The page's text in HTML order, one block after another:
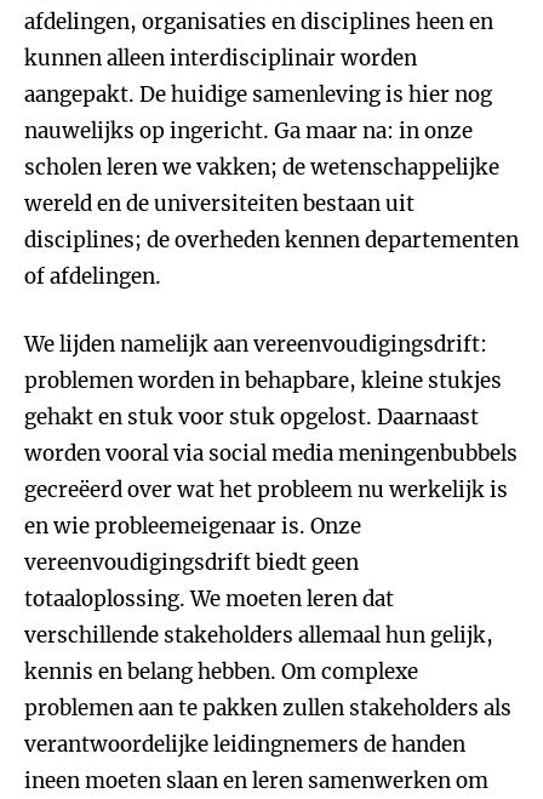
afdelingen, organisaties en disciplines heen en
kunnen alleen interdisciplinair worden
aangepakt. De huidige samenleving is hier nog
nauwelijks op ingericht. Ga maar na: in onze
scholen leren we vakken; de wetenschappelijke
wereld en de universiteiten bestaan uit
disciplines; de overheden kennen departementen
of afdelingen.
We lijden namelijk aan vereenvoudigingsdrift:
problemen worden in behapbare, kleine stukjes
gehakt en stuk voor stuk opgelost. Daarnaast
worden vooral via social media meningenbubbels
gecreëerd over wat het probleem nu werkelijk is
en wie probleemeigenaar is. Onze
vereenvoudigingsdrift biedt geen
totaaloplossing. We moeten leren dat
verschillende stakeholders allemaal hun gelijk,
kennis en belang hebben. Om complexe
problemen aan te pakken zullen stakeholders als
verantwoordelijke leidingnemers de handen
ineen moeten slaan en leren samenwerken om